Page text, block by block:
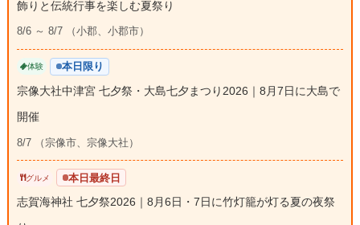
飾りと伝統行事を楽しむ夏祭り
8/6 ～ 8/7 （小郡、小郡市）
体験 本日限り
宗像大社中津宮 七夕祭・大島七夕まつり2026｜8月7日に大島で
開催
8/7 （宗像市、宗像大社）
グルメ 本日最終日
志賀海神社 七夕祭2026｜8月6日・7日に竹灯籠が灯る夏の夜祭